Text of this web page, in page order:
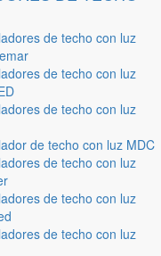
de techo con luz
de techo con luz
de techo con luz
de techo con luz MDC
de techo con luz
de techo con luz
de techo con luz